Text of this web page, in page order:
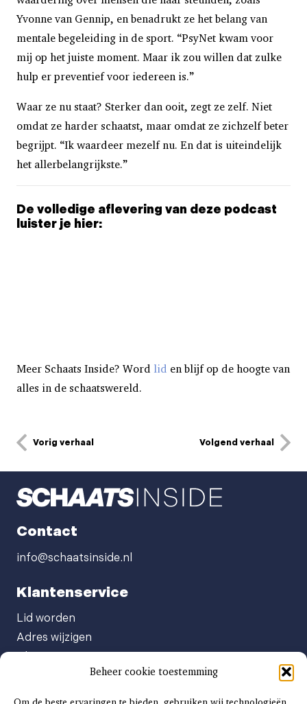
Beheer cookie toestemming
Yvonne van Gennip, en benadrukt ze het belang van
mentale begeleiding in de sport. “PsyNet kwam voor
mij op het juiste moment. Maar ik zou willen dat zulke
hulp er preventief voor iedereen is.”
Waar ze nu staat? Sterker dan ooit, zegt ze zelf. Niet
omdat ze harder schaatst, maar omdat ze zichzelf beter
begrijpt. “Ik waardeer mezelf nu. En dat is uiteindelijk
het allerbelangrijkste.”
De volledige aflevering van deze podcast
luister je hier:
Meer Schaats Inside? Word lid en blijf op de hoogte van
alles in de schaatswereld.
Vorig verhaal Volgend verhaal
Contact
info@schaatsinside.nl
Klantenservice
Lid worden
Adres wijzigen
Abonnement opzeggen
Afgeven automatische incasso